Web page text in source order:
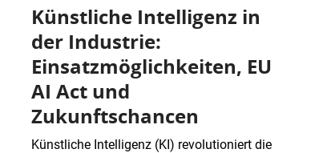
Künstliche Intelligenz in
der Industrie:
Einsatzmöglichkeiten, EU
AI Act und
Zukunftschancen
Künstliche Intelligenz (KI) revolutioniert die